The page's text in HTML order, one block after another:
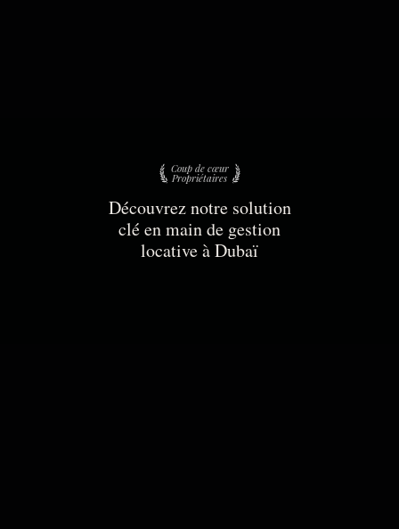
Coup de cœur
Propriétaires
Découvrez notre solution
clé en main de gestion
locative à Dubaï